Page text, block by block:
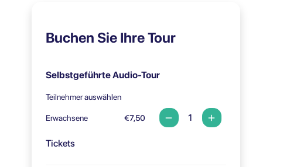
Buchen Sie Ihre Tour
Selbstgeführte Audio-Tour
Teilnehmer auswählen
Erwachsene €7,50
Tickets